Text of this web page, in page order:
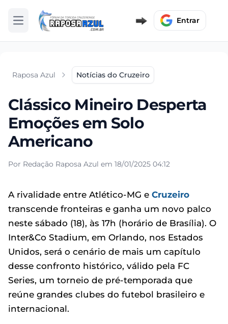
Abrir menu Entrar
Raposa Azul Notícias do Cruzeiro
Clássico Mineiro Desperta
Emoções em Solo
Americano
Por Redação Raposa Azul em 18/01/2025 04:12
A rivalidade entre Atlético-MG e Cruzeiro
transcende fronteiras e ganha um novo palco
neste sábado (18), às 17h (horário de Brasília). O
Inter&Co Stadium, em Orlando, nos Estados
Unidos, será o cenário de mais um capítulo
desse confronto histórico, válido pela FC
Series, um torneio de pré-temporada que
reúne grandes clubes do futebol brasileiro e
internacional.